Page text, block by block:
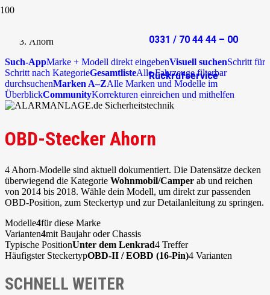
0331 / 70 44 44 – 00
Rückrufservice
Ahorn
Such-AppMarke + Modell direkt eingebenVisuell suchenSchritt für
Schritt nach KategorieGesamtlisteAlle Fahrzeuge filterbar
durchsuchenMarken A–ZAlle Marken und Modelle im
ÜberblickCommunityKorrekturen einreichen und mithelfen
OBD-Stecker Ahorn
4 Ahorn-Modelle sind aktuell dokumentiert. Die Datensätze decken
überwiegend die Kategorie Wohnmobil/Camper ab und reichen
von 2014 bis 2018. Wähle dein Modell, um direkt zur passenden
OBD-Position, zum Steckertyp und zur Detailanleitung zu springen.
Modelle4für diese Marke
Varianten4mit Baujahr oder Chassis
Typische PositionUnter dem Lenkrad4 Treffer
Häufigster SteckertypOBD-II / EOBD (16-Pin)4 Varianten
SCHNELL WEITER